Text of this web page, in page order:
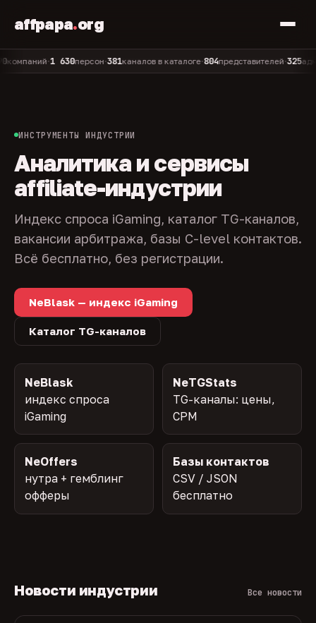
affpapa.org
•1 630персон•381каналов в каталоге•804представителей•325админов
ИНСТРУМЕНТЫ ИНДУСТРИИ
Аналитика и сервисы
affiliate-индустрии
Индекс спроса iGaming, каталог TG-каналов,
вакансии арбитража, базы C-level контактов.
Всё бесплатно, без регистрации.
NeBlask — индекс iGaming
Каталог TG-каналов
NeBlask
индекс спроса
iGaming
NeTGStats
TG-каналы: цены,
CPM
NeOffers
нутра + гемблинг
офферы
Базы контактов
CSV / JSON
бесплатно
Новости индустрии Все новости